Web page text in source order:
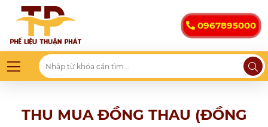
0967895000
THU MUA ĐỒNG THAU (ĐỒNG